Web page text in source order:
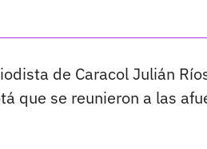
de Caracol Julián
que se reunieron a las